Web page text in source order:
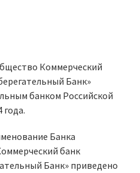
Коммерческий
Банк»
банком Российской
года.
Банка
банк
Банк» приведено